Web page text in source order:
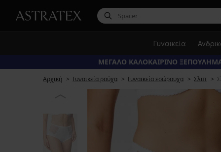
Γυναικεία
ΜΕΓΑΛΟ ΚΑΛΟΚΑΙΡΙΝΟ
Αρχική Γυναικεία ρούχα Γυναικεία εσώρουχα Σλιπ